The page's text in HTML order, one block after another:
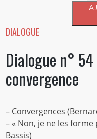
54
-
DIALOGUE
Dialogue n°
convergence
– Convergences
– « Non, je ne les
Bassis)